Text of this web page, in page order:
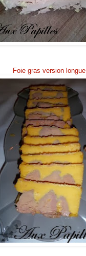
Foie gras version longue